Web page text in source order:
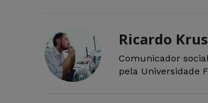
Ricardo
Comunicador
pela Universidade